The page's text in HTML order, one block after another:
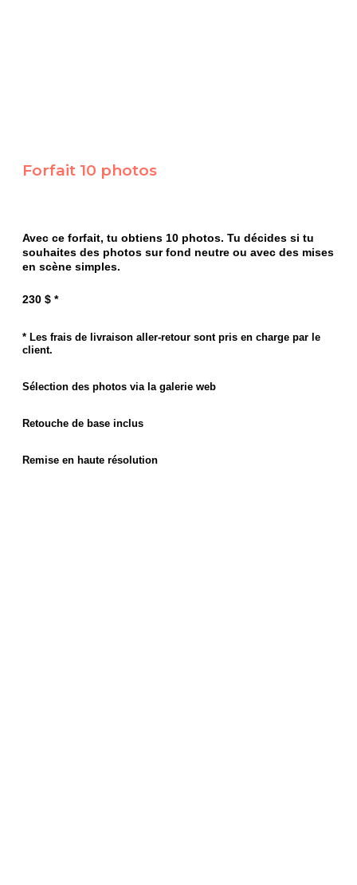
Forfait 10 photos
Avec ce forfait, tu obtiens 10 photos. Tu décides si tu
souhaites des photos sur fond neutre ou avec des mises
en scène simples.
230 $ *
* Les frais de livraison aller-retour sont pris en charge par le
client.
Sélection des photos via la galerie web
Retouche de base inclus
Remise en haute résolution